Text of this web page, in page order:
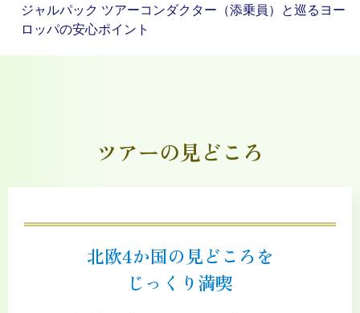
ジャルパック ツアーコンダクター（添乗員）と巡るヨー
ロッパの安心ポイント
ツアーの見どころ
北欧4か国の見どころを
じっくり満喫